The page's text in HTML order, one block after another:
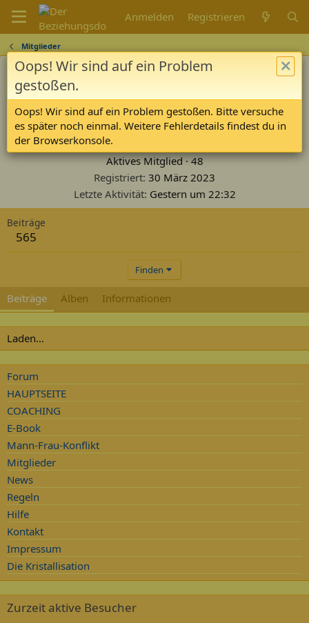
Anmelden Registrieren
Mitglieder
Aktives Mitglied ·48
Registriert 30 März 2023
Letzte Aktivität Gestern um 22:32
Beiträge
565
Finden
Beiträge Alben Informationen
Laden…
Forum
HAUPTSEITE
COACHING
E-Book
Mann-Frau-Konflikt
Mitglieder
News
Regeln
Hilfe
Kontakt
Impressum
Die Kristallisation
Zurzeit aktive Besucher
Oops! Wir sind auf ein Problem
gestoßen.
Oops! Wir sind auf ein Problem gestoßen. Bitte versuche
es später noch einmal. Weitere Fehlerdetails findest du in
der Browserkonsole.